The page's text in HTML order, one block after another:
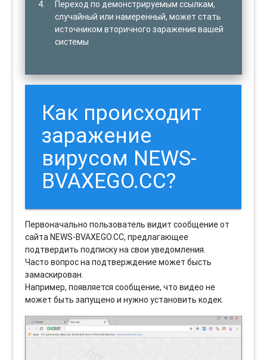
Переход по демонстрируемым ссылкам,
случайный или намеренный, может стать
источником вторичного заражения вашей
системы
Как происходит
заражение
вирусом NEWS-
BVAXEGO.CC?
Первоначально пользователь видит сообщение от
сайта NEWS-BVAXEGO.CC, предлагающее
подтвердить подписку на свои уведомления.
Часто вопрос на подтверждение может бысть
замаскирован.
Например, появляется сообщение, что видео не
может быть запущено и нужно установить кодек.